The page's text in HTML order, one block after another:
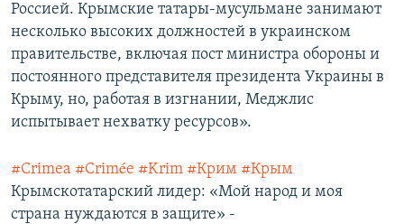
Россией. Крымские татары-мусульмане занимают
несколько высоких должностей в украинском
правительстве, включая пост министра обороны и
постоянного представителя президента Украины в
Крыму, но, работая в изгнании, Меджлис
испытывает нехватку ресурсов».
#Crimea #Crimée #Krim #Крим #Крым
Крымскотатарский лидер: «Мой народ и моя
страна нуждаются в защите» -